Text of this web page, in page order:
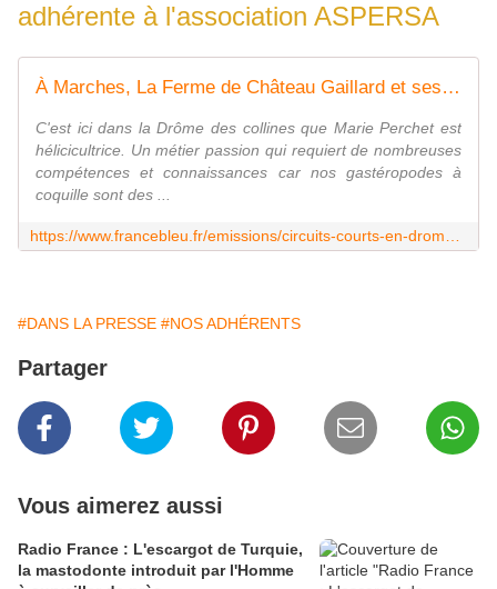
adhérente à l'association ASPERSA
À Marches, La Ferme de Château Gaillard et ses escargots, nés, élevés et transformés dans la Drôme - France Bleu
C'est ici dans la Drôme des collines que Marie Perchet est
hélicicultrice. Un métier passion qui requiert de nombreuses
compétences et connaissances car nos gastéropodes à
coquille sont des ...
#DANS LA PRESSE #NOS ADHÉRENTS
Partager
Vous aimerez aussi
Radio France : L'escargot de Turquie,
la mastodonte introduit par l'Homme